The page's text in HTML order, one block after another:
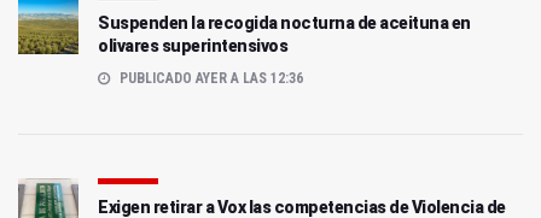
Suspenden la recogida nocturna de aceituna en
olivares superintensivos
PUBLICADO AYER A LAS 12:36
Exigen retirar a Vox las competencias de Violencia de